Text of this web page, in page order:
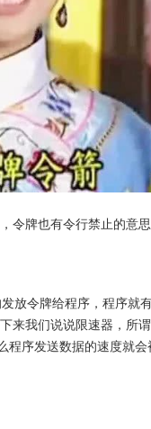
令牌也有令行禁止的意
放令牌给程序，程序就
来我们说说限速器，所
序发送数据的速度就